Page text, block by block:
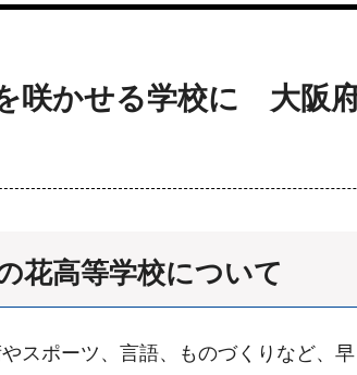
咲かせる学校に 大阪
花高等学校について
スポーツ、言語、ものづくりなど、